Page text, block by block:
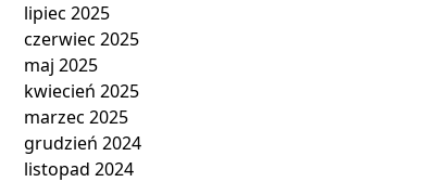
lipiec 2025
czerwiec 2025
maj 2025
kwiecień 2025
marzec 2025
grudzień 2024
listopad 2024